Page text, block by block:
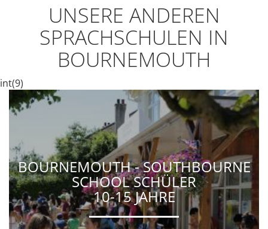
UNSERE ANDEREN
SPRACHSCHULEN IN
BOURNEMOUTH
int(9)
BOURNEMOUTH - SOUTHBOURNE
SCHOOL SCHÜLER
10-15 JAHRE